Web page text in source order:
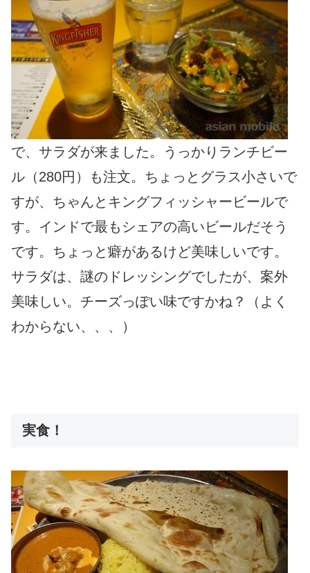
で、サラダが来ました。うっかりランチビー
ル（280円）も注文。ちょっとグラス小さいで
すが、ちゃんとキングフィッシャービールで
す。インドで最もシェアの高いビールだそう
です。ちょっと癖があるけど美味しいです。
サラダは、謎のドレッシングでしたが、案外
美味しい。チーズっぽい味ですかね？（よく
わからない、、、）
実食！